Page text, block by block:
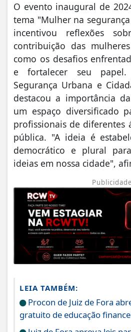
O evento inaugural de
tema "Mulher na
incentivou reflexões
contribuição das
como os desafios
e fortalecer seu
Segurança Urbana e
destacou a importância
um espaço diversificado
profissionais de diferentes
pública. "A ideia é
democrático e plural
ideias em nossa cidade",
Publicidade
LEIA TAMBÉM:
Procon de Juiz de Fora
gratuito de educação